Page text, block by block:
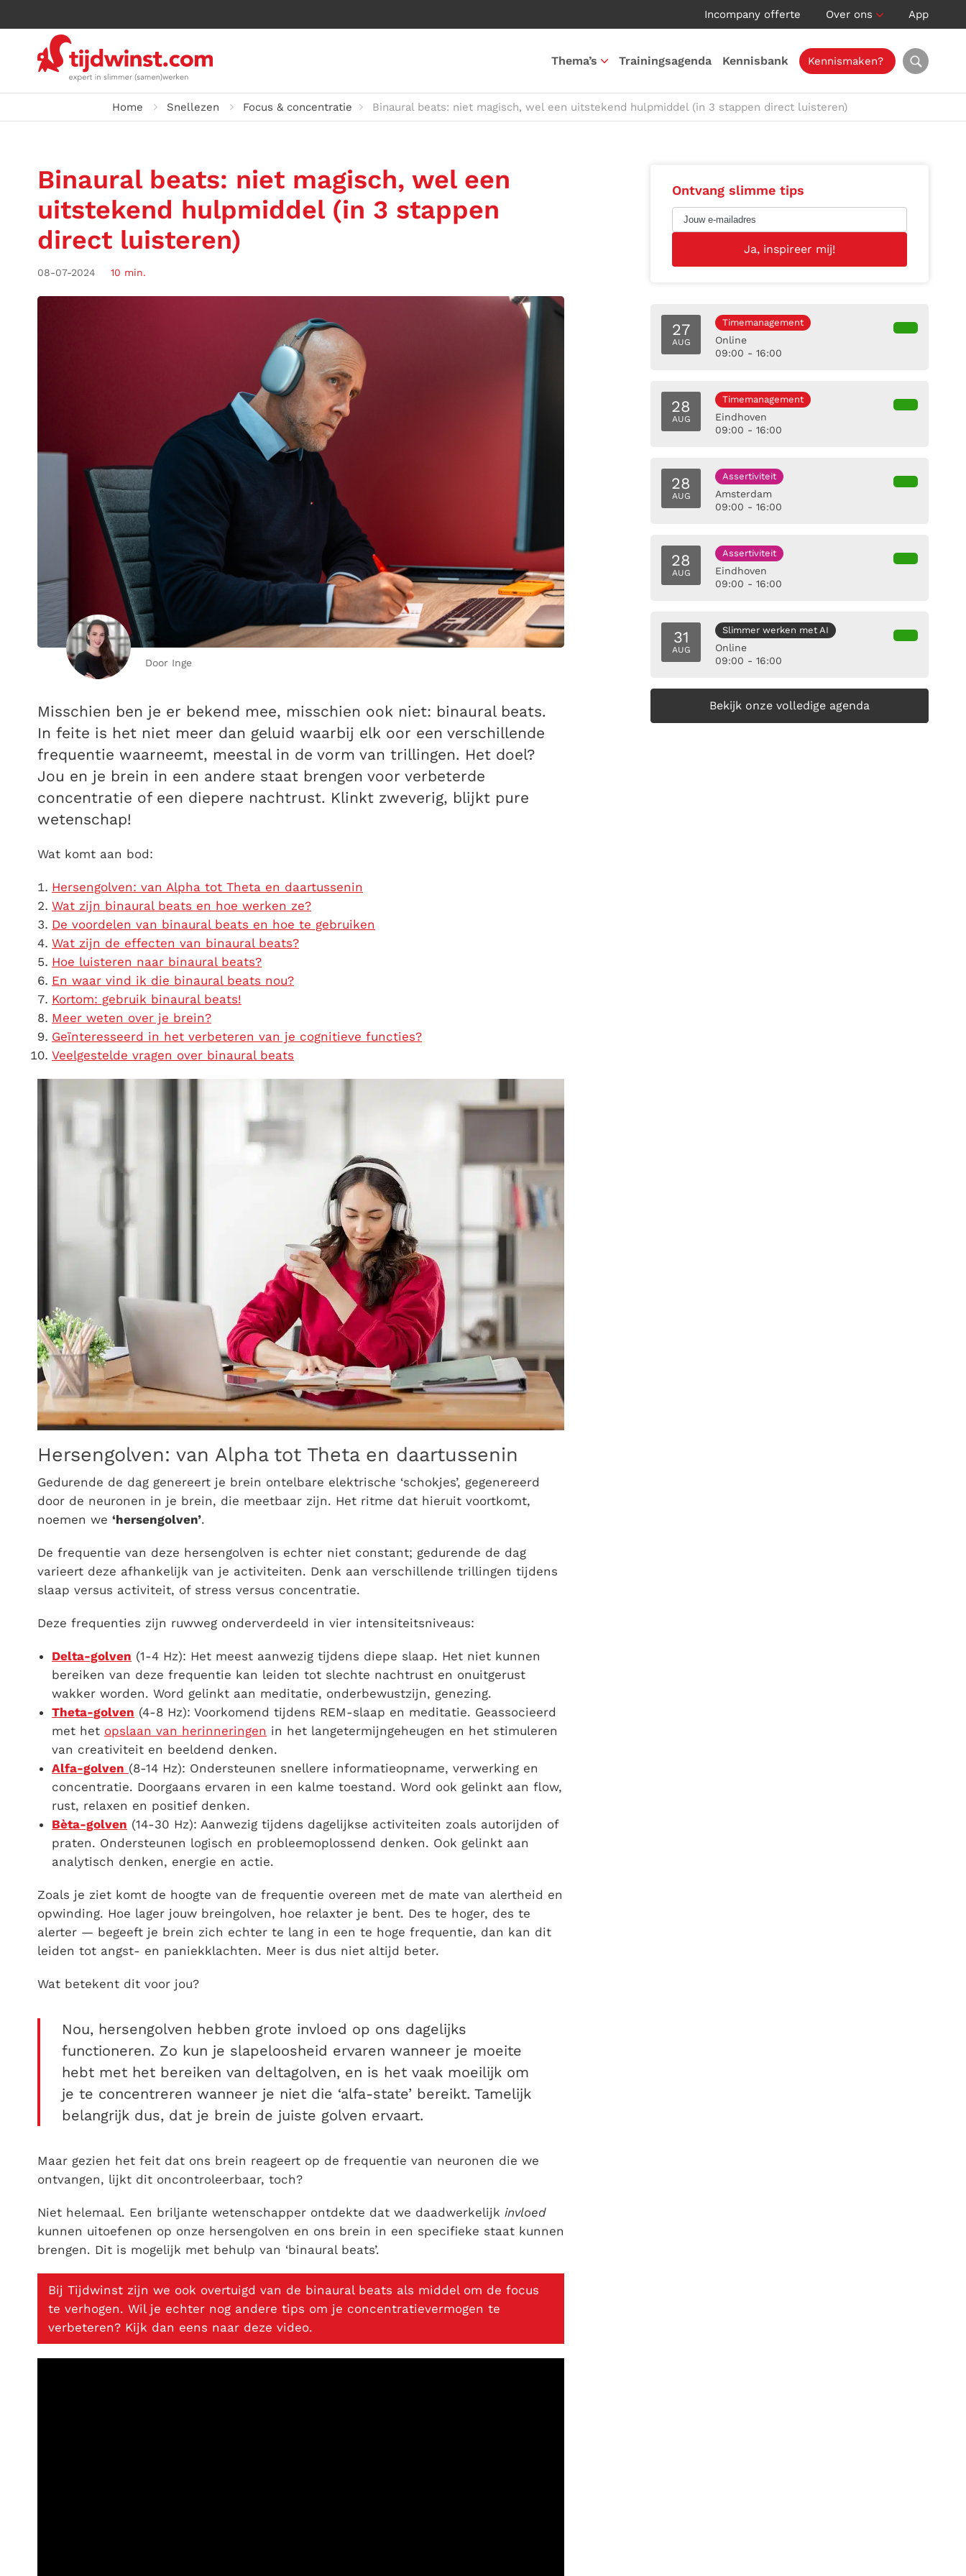
Incompany offerte Over ons App
Thema’s Trainingsagenda Kennisbank Kennismaken?
Home Snellezen Focus & concentratie Binaural beats: niet magisch, wel een uitstekend hulpmiddel (in 3 stappen direct luisteren)
Binaural beats: niet magisch, wel een
uitstekend hulpmiddel (in 3 stappen
direct luisteren)
08-07-2024 10 min.
Door Inge
Misschien ben je er bekend mee, misschien ook niet: binaural beats.
In feite is het niet meer dan geluid waarbij elk oor een verschillende
frequentie waarneemt, meestal in de vorm van trillingen. Het doel?
Jou en je brein in een andere staat brengen voor verbeterde
concentratie of een diepere nachtrust. Klinkt zweverig, blijkt pure
wetenschap!
Wat komt aan bod:
Hersengolven: van Alpha tot Theta en daartussenin
Wat zijn binaural beats en hoe werken ze?
De voordelen van binaural beats en hoe te gebruiken
Wat zijn de effecten van binaural beats?
Hoe luisteren naar binaural beats?
En waar vind ik die binaural beats nou?
Kortom: gebruik binaural beats!
Meer weten over je brein?
Geïnteresseerd in het verbeteren van je cognitieve functies?
Veelgestelde vragen over binaural beats
Hersengolven: van Alpha tot Theta en daartussenin
Gedurende de dag genereert je brein ontelbare elektrische ‘schokjes’, gegenereerd
door de neuronen in je brein, die meetbaar zijn. Het ritme dat hieruit voortkomt,
noemen we ‘hersengolven’.
De frequentie van deze hersengolven is echter niet constant; gedurende de dag
varieert deze afhankelijk van je activiteiten. Denk aan verschillende trillingen tijdens
slaap versus activiteit, of stress versus concentratie.
Deze frequenties zijn ruwweg onderverdeeld in vier intensiteitsniveaus:
Delta-golven (1-4 Hz): Het meest aanwezig tijdens diepe slaap. Het niet kunnen
bereiken van deze frequentie kan leiden tot slechte nachtrust en onuitgerust
wakker worden. Word gelinkt aan meditatie, onderbewustzijn, genezing.
Theta-golven (4-8 Hz): Voorkomend tijdens REM-slaap en meditatie. Geassocieerd
met het opslaan van herinneringen in het langetermijngeheugen en het stimuleren
van creativiteit en beeldend denken.
Alfa-golven (8-14 Hz): Ondersteunen snellere informatieopname, verwerking en
concentratie. Doorgaans ervaren in een kalme toestand. Word ook gelinkt aan flow,
rust, relaxen en positief denken.
Bèta-golven (14-30 Hz): Aanwezig tijdens dagelijkse activiteiten zoals autorijden of
praten. Ondersteunen logisch en probleemoplossend denken. Ook gelinkt aan
analytisch denken, energie en actie.
Zoals je ziet komt de hoogte van de frequentie overeen met de mate van alertheid en
opwinding. Hoe lager jouw breingolven, hoe relaxter je bent. Des te hoger, des te
alerter — begeeft je brein zich echter te lang in een te hoge frequentie, dan kan dit
leiden tot angst- en paniekklachten. Meer is dus niet altijd beter.
Wat betekent dit voor jou?
Nou, hersengolven hebben grote invloed op ons dagelijks
functioneren. Zo kun je slapeloosheid ervaren wanneer je moeite
hebt met het bereiken van deltagolven, en is het vaak moeilijk om
je te concentreren wanneer je niet die ‘alfa-state’ bereikt. Tamelijk
belangrijk dus, dat je brein de juiste golven ervaart.
Maar gezien het feit dat ons brein reageert op de frequentie van neuronen die we
ontvangen, lijkt dit oncontroleerbaar, toch?
Niet helemaal. Een briljante wetenschapper ontdekte dat we daadwerkelijk invloed
kunnen uitoefenen op onze hersengolven en ons brein in een specifieke staat kunnen
brengen. Dit is mogelijk met behulp van ‘binaural beats’.
Bij Tijdwinst zijn we ook overtuigd van de binaural beats als middel om de focus
te verhogen. Wil je echter nog andere tips om je concentratievermogen te
verbeteren? Kijk dan eens naar deze video.
Ontvang slimme tips
27
AUG
Timemanagement
Online
09:00 - 16:00
28
AUG
Timemanagement
Eindhoven
09:00 - 16:00
28
AUG
Assertiviteit
Amsterdam
09:00 - 16:00
28
AUG
Assertiviteit
Eindhoven
09:00 - 16:00
31
AUG
Slimmer werken met AI
Online
09:00 - 16:00
Bekijk onze volledige agenda